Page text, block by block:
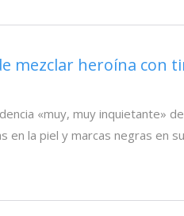
mezclar heroína con
«muy, muy inquietante»
en la piel y marcas negras en